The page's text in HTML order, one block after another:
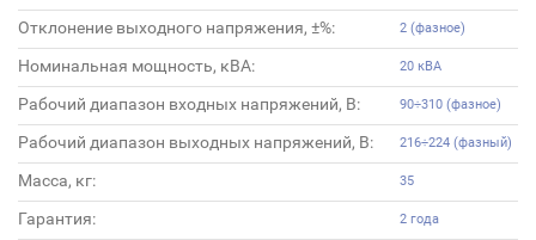
Отклонение выходного напряжения, ±%: 2 (фазное)
Номинальная мощность, кВА: 20 кВА
Рабочий диапазон входных напряжений, В: 90÷310 (фазное)
Рабочий диапазон выходных напряжений, В: 216÷224 (фазный)
Масса, кг: 35
Гарантия: 2 года